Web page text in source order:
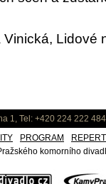
Vinická, Lidové
1, Tel: +420 224 222
PROGRAM
komorního